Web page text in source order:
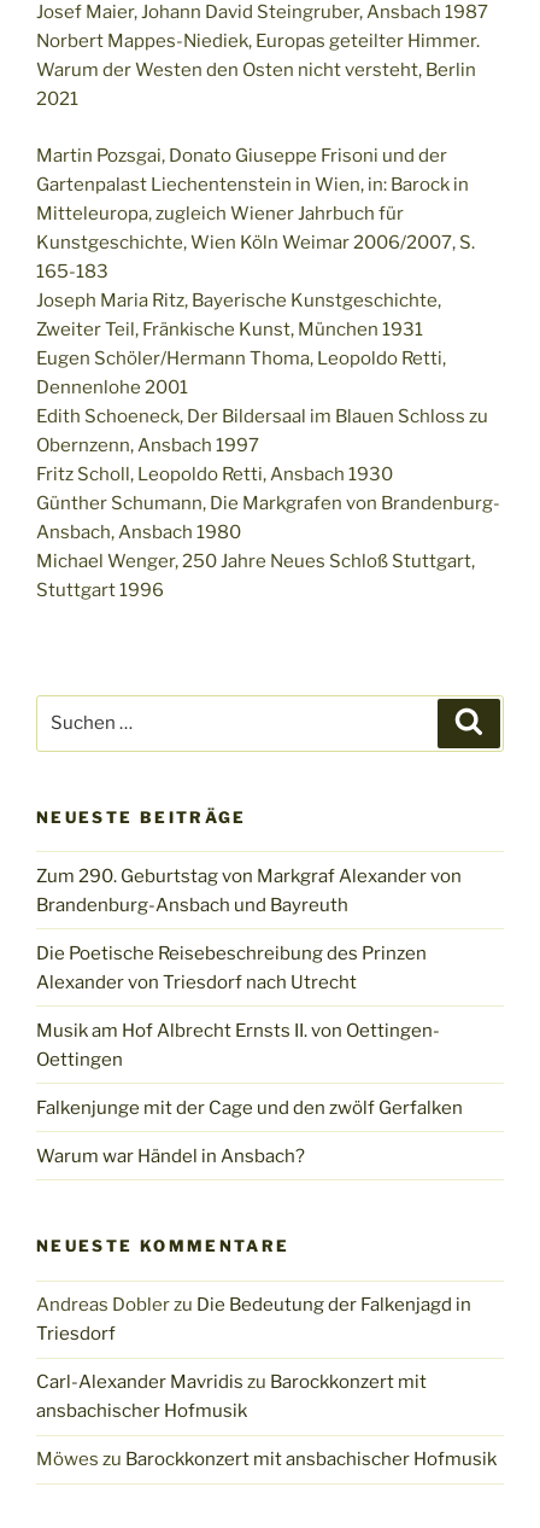
Josef Maier, Johann David Steingruber, Ansbach 1987
Norbert Mappes-Niediek, Europas geteilter Himmer.
Warum der Westen den Osten nicht versteht, Berlin
2021
Martin Pozsgai, Donato Giuseppe Frisoni und der
Gartenpalast Liechentenstein in Wien, in: Barock in
Mitteleuropa, zugleich Wiener Jahrbuch für
Kunstgeschichte, Wien Köln Weimar 2006/2007, S.
165-183
Joseph Maria Ritz, Bayerische Kunstgeschichte,
Zweiter Teil, Fränkische Kunst, München 1931
Eugen Schöler/Hermann Thoma, Leopoldo Retti,
Dennenlohe 2001
Edith Schoeneck, Der Bildersaal im Blauen Schloss zu
Obernzenn, Ansbach 1997
Fritz Scholl, Leopoldo Retti, Ansbach 1930
Günther Schumann, Die Markgrafen von Brandenburg-
Ansbach, Ansbach 1980
Michael Wenger, 250 Jahre Neues Schloß Stuttgart,
Stuttgart 1996
nach:
NEUESTE BEITRÄGE
Zum 290. Geburtstag von Markgraf Alexander von
Brandenburg-Ansbach und Bayreuth
Die Poetische Reisebeschreibung des Prinzen
Alexander von Triesdorf nach Utrecht
Musik am Hof Albrecht Ernsts II. von Oettingen-
Oettingen
Falkenjunge mit der Cage und den zwölf Gerfalken
Warum war Händel in Ansbach?
NEUESTE KOMMENTARE
Andreas Doblerzu Die Bedeutung der Falkenjagd in
Triesdorf
Carl-Alexander Mavridis zu Barockkonzert mit
ansbachischer Hofmusik
Möwes zu Barockkonzert mit ansbachischer Hofmusik